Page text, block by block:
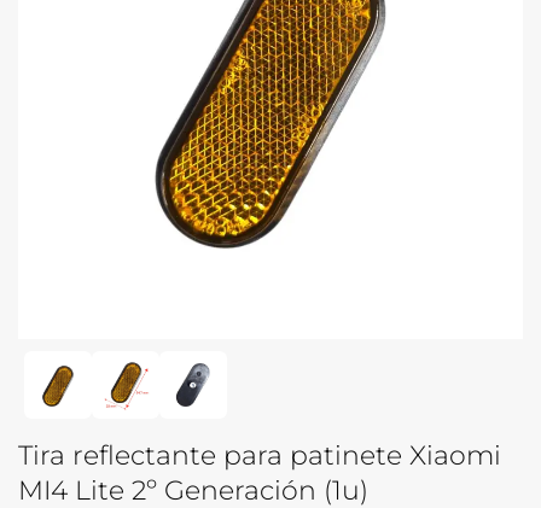
Tira reflectante para patinete Xiaomi
MI4 Lite 2º Generación (1u)